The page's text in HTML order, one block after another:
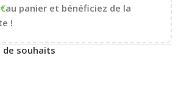
€au panier et bénéficiez de la
!
souhaits